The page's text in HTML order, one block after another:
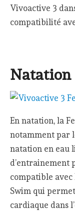
Vivoactive 3
compatibilité
Natation
En natation, la
notamment par
natation en eau
d’entrainement
compatible
Swim qui
cardiaque dans